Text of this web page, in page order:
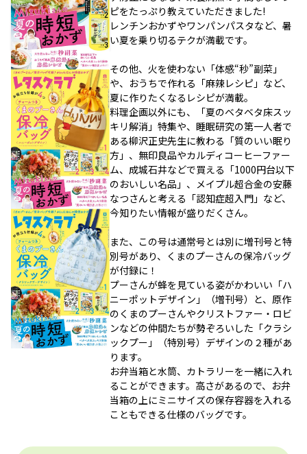
ピをたっぷり教えていただきました!
レンチンおかずやワンパンパスタなど、暑
い夏を乗り切るテクが満載です。
その他、火を使わない「体感“秒”副菜」
や、おうちで作れる「麻辣レシピ」など、
夏に作りたくなるレシピが満載。
料理企画以外にも、「夏のベタベタ床スッ
キリ解消」特集や、睡眠研究の第一人者で
ある柳沢正史先生に教わる「質のいい眠り
方」、無印良品やカルディコーヒーファー
ム、成城石井などで買える「1000円台以下
のおいしい名品」、メイプル超合金の安藤
なつさんと考える「認知症超入門」など、
今知りたい情報が盛りだくさん。
また、この号は通常号とは別に増刊号と特
別号があり、くまのプーさんの保冷バッグ
が付録に！
プーさんが蜂を見ている姿がかわいい「ハ
ニーポットデザイン」（増刊号）と、原作
のくまのプーさんやクリストファー・ロビ
ンなどの仲間たちが勢ぞろいした「クラシ
ックプー」（特別号）デザインの２種があ
ります。
お弁当箱と水筒、カトラリーを一緒に入れ
ることができます。高さがあるので、お弁
当箱の上にミニサイズの保存容器を入れる
こともできる仕様のバッグです。